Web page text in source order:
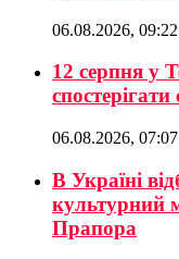
06.08.2026, 09:22
12 серпня у
06.08.2026, 07:07
В Україні
культурний
Прапора